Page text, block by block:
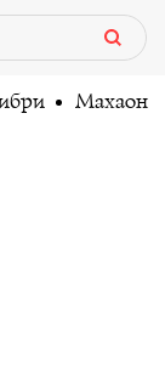
Махаон